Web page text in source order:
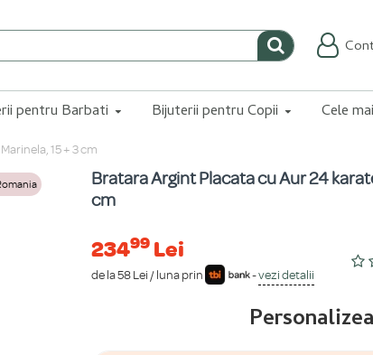
pentru Barbati Bijuterii pentru Copii Cele
15 + 3 cm
Bratara Argint Placata cu Aur 24
cm
23499 Lei
de la 58 Lei / luna prin -vezi detalii